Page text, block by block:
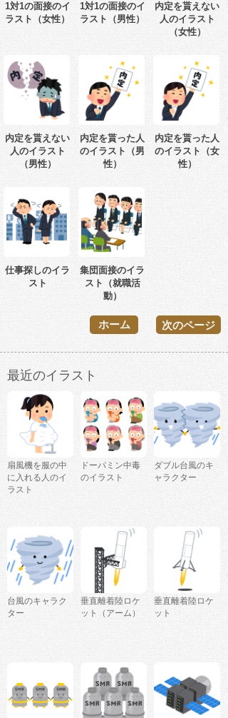
1対1の面接のイ
ラスト（女性）
1対1の面接のイ
ラスト（男性）
内定を貰えない
人のイラスト
（女性）
内定を貰えない
人のイラスト
（男性）
内定を貰った人
のイラスト（男
性）
内定を貰った人
のイラスト（女
性）
仕事探しのイラ
スト
集団面接のイラ
スト（就職活
動）
次のページ
ホーム
最近のイラスト
扇風機を服の中
に入れる人のイ
ラスト
ドーパミン中毒
のイラスト
ダブル台風のキ
ャラクター
台風のキャラク
ター
垂直離着陸ロケ
ット（アーム）
垂直離着陸ロケ
ット